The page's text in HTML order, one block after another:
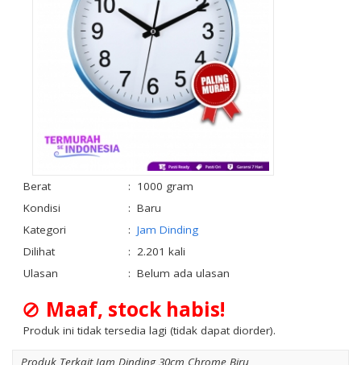
Berat : 1000 gram
Kondisi
: Baru
Kategori
: Jam Dinding
Dilihat
: 2.201 kali
Ulasan
: Belum ada ulasan
Maaf, stock habis!
Produk ini tidak tersedia lagi (tidak dapat diorder).
Produk Terkait Jam Dinding 30cm Chrome Biru